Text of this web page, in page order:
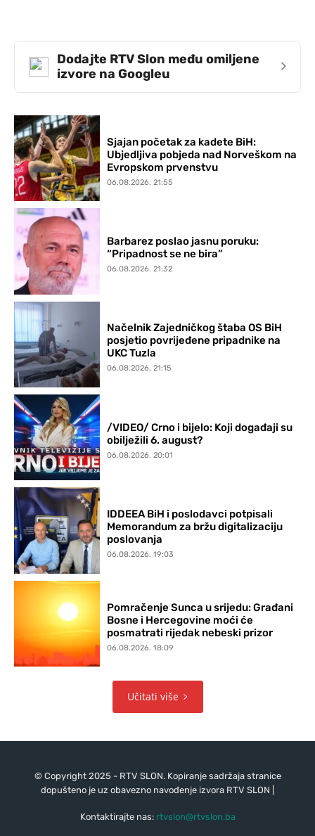
Dodajte RTV Slon među omiljene
izvore na Googleu
›
Sjajan početak za kadete BiH:
Ubjedljiva pobjeda nad Norveškom na
Evropskom prvenstvu
06.08.2026. 21:55
Barbarez poslao jasnu poruku:
“Pripadnost se ne bira”
06.08.2026. 21:32
Načelnik Zajedničkog štaba OS BiH
posjetio povrijeđene pripadnike na
UKC Tuzla
06.08.2026. 21:15
/VIDEO/ Crno i bijelo: Koji događaji su
obilježili 6. august?
06.08.2026. 20:01
IDDEEA BiH i poslodavci potpisali
Memorandum za bržu digitalizaciju
poslovanja
06.08.2026. 19:03
Pomračenje Sunca u srijedu: Građani
Bosne i Hercegovine moći će
posmatrati rijedak nebeski prizor
06.08.2026. 18:09
Učitati više
© Copyright 2025 - RTV SLON. Kopiranje sadržaja stranice
dopušteno je uz obavezno navođenje izvora RTV SLON |
Kontaktirajte nas: rtvslon@rtvslon.ba